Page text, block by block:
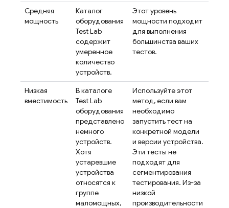
Средняя
мощность
Каталог
оборудования
Test Lab
содержит
умеренное
количество
устройств.
Этот уровень
мощности подходит
для выполнения
большинства ваших
тестов.
Низкая
вместимость
В каталоге
Test Lab
оборудования
представлено
немного
устройств.
Хотя
устаревшие
устройства
относятся к
группе
маломощных,
Используйте этот
метод, если вам
необходимо
запустить тест на
конкретной модели
и версии устройства.
Эти тесты не
подходят для
сегментирования
тестирования. Из-за
низкой
производительности